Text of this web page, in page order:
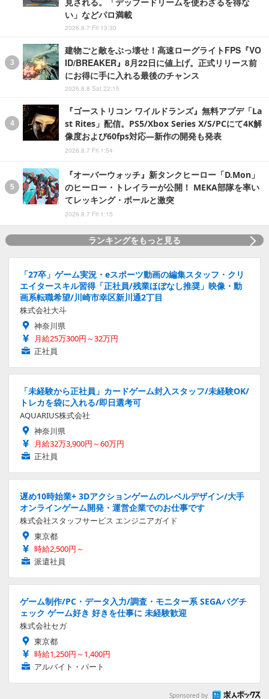
見される。「デップードリームを使わざるを得な
い」などパロ満載
2026.8.7 Fri 13:30
建物ごと敵をぶっ壊せ！高速ローグライトFPS『VO
ID/BREAKER』8月22日に値上げ。正式リリース前
にお得に手に入れる最後のチャンス
2026.8.8 Sat 22:15
『ゴーストリコン ワイルドランズ』無料アプデ「La
st Rites」配信。PS5/Xbox Series X/S/PCにて4K解
像度および60fps対応―新作の開発も発表
2026.8.7 Fri 1:54
『オーバーウォッチ』新タンクヒーロー「D.Mon」
のヒーロー・トレイラーが公開！ MEKA部隊を率い
てレッキング・ボールと激突
2026.8.7 Fri 1:15
ランキングをもっと見る
「27卒」ゲーム実況・eスポーツ動画の編集スタッフ・クリ
エイタースキル習得「正社員/残業ほぼなし推奨」映像・動
画系転職希望/川崎市幸区新川通2丁目
株式会社大斗
神奈川県
月給25万300円～32万円
正社員
「未経験から正社員」カードゲーム封入スタッフ/未経験OK/
トレカを袋に入れる/即日選考可
AQUARIUS株式会社
神奈川県
月給32万3,900円～60万円
正社員
遅め10時始業+ 3Dアクションゲームのレベルデザイン/大手
オンラインゲーム開発・運営企業でのお仕事です
株式会社スタッフサービス エンジニアガイド
東京都
時給2,500円～
派遣社員
ゲーム制作/PC・データ入力/調査・モニター系 SEGAバグチ
ェック ゲーム好き 好きを仕事に 未経験歓迎
株式会社セガ
東京都
時給1,250円～1,400円
アルバイト・パート
Sponsored by